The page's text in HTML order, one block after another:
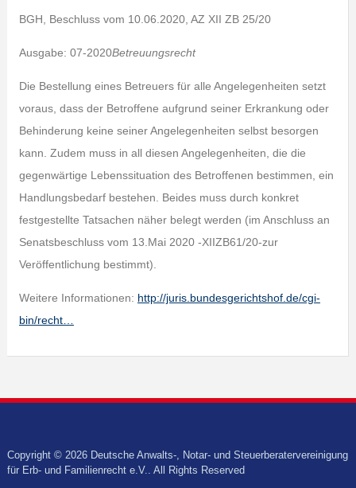
BGH, Beschluss vom 10.06.2020, AZ XII ZB 25/20
Ausgabe: 07-2020Betreuungsrecht
Die Bestellung eines Betreuers für alle Angelegenheiten setzt
voraus, dass der Betroffene aufgrund seiner Erkrankung oder
Behinderung keine seiner Angelegenheiten selbst besorgen
kann. Zudem muss in all diesen Angelegenheiten, die die
gegenwärtige Lebenssituation des Betroffenen bestimmen, ein
Handlungsbedarf bestehen. Beides muss durch konkret
festgestellte Tatsachen näher belegt werden (im Anschluss an
Senatsbeschluss vom 13.Mai 2020 -XIIZB61/20-zur
Veröffentlichung bestimmt).
Weitere Informationen: http://juris.bundesgerichtshof.de/cgi-
bin/recht…
Copyright © 2026 Deutsche Anwalts-, Notar- und Steuerberatervereinigung
für Erb- und Familienrecht e.V.. All Rights Reserved